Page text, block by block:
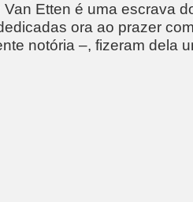
Etten é uma escrava
ora ao prazer
notória –, fizeram dela